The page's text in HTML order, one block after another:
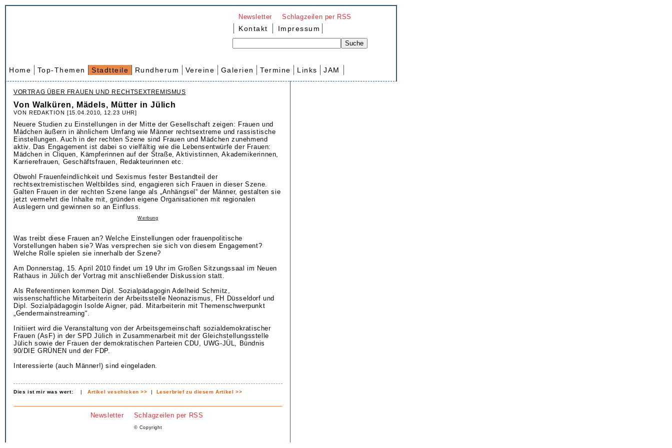
Newsletter Schlagzeilen per RSS
Kontakt Impressum
Home Top-Themen Stadtteile Rundherum Vereine Galerien Termine Links JAM
VORTRAG ÜBER FRAUEN UND RECHTSEXTREMISMUS
Von Walküren, Mädels, Mütter in Jülich
VON REDAKTION [15.04.2010, 12.23 UHR]
Neuere Studien zu Einstellungen in der Mitte der Gesellschaft zeigen: Frauen und
Mädchen äußern in ähnlichem Umfang wie Männer rechtsextreme und rassistische
Einstellungen. Auch in der rechten Szene sind Frauen und Mädchen zunehmend
aktiv. Das Engagement ist dabei so vielfältig wie die Lebensentwürfe der Frauen:
Mädchen in Cliquen, Kämpferinnen auf der Straße, Aktivistinnen, Akademikerinnen,
Karrierefrauen, Geschäftsfrauen, Redakteurinnen etc.
Obwohl Frauenfeindlichkeit und Sexismus fester Bestandteil der
rechtsextremistischen Weltbildes sind, engagieren sich Frauen in dieser Szene.
Galten Frauen in der rechten Szene lange als „Anhängsel“ der Männer, gestalten sie
jetzt vermehrt die Inhalte mit, gründen eigene Organisationen mit regionalen
Auslegern und gewinnen so an Einfluss.
Werbung
Was treibt diese Frauen an? Welche Einstellungen oder frauenpolitische
Vorstellungen haben sie? Was versprechen sie sich von diesem Engagement?
Welche Rolle spielen sie innerhalb der Szene?
Am Donnerstag, 15. April 2010 findet um 19 Uhr im Großen Sitzungssaal im Neuen
Rathaus in Jülich der Vortrag mit anschließender Diskussion statt.
Als Referentinnen kommen Dipl. Sozialpädagogin Adelheid Schmitz,
wissenschaftliche Mitarbeiterin der Arbeitsstelle Neonazismus, FH Düsseldorf und
Dipl. Sozialpädagogin Isolde Aigner, päd. Mitarbeiterin mit Themenschwerpunkt
„Gendermainstreaming“.
Initiiert wird die Veranstaltung von der Arbeitsgemeinschaft sozialdemokratischer
Frauen (AsF) in der SPD Jülich in Zusammenarbeit mit der Gleichstellungsstelle
Jülich sowie der Frauen der demokratischen Parteien CDU, UWG-JÜL, Bündnis
90/DIE GRÜNEN und der FDP.
Interessierte (auch Männer!) sind eingeladen.
Dies ist mir was wert: |Artikel veschicken >> | Leserbrief zu diesem Artikel >>
Newsletter Schlagzeilen per RSS
© Copyright